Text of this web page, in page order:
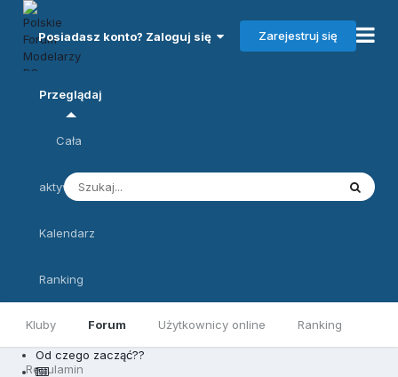
Posiadasz konto? Zaloguj się Zarejestruj się
Przeglądaj
Kluby Forum Użytkownicy online Ranking
Regulamin
Cała
aktywność
Kalendarz
Ranking
Od czego zacząć??